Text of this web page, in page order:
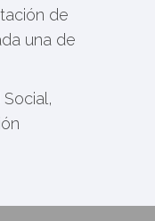
de
una de